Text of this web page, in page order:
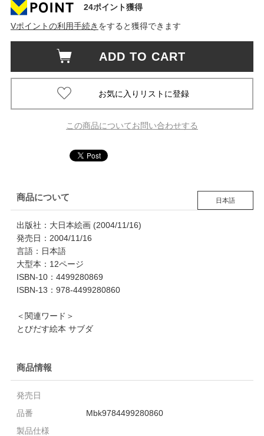
24ポイント獲得
Vポイントの利用手続き をすると獲得できます
ADD TO CART
この商品についてお問い合わせする
商品について 日本語
出版社：大日本絵画 (2004/11/16)
発売日：2004/11/16
言語：日本語
大型本：12ページ
ISBN-10：4499280869
ISBN-13：978-4499280860
＜関連ワード＞
とびだす絵本 サブダ
商品情報
発売日
品番
Mbk9784499280860
製品仕様